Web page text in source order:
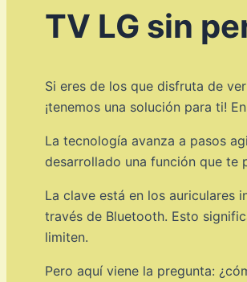
TV LG sin
Si eres de los que disfruta de
¡tenemos una solución para ti!
La tecnología avanza a pasos
desarrollado una función que
La clave está en los auriculares
través de Bluetooth. Esto
limiten.
Pero aquí viene la pregunta: